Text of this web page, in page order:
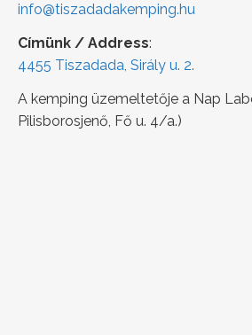
info@tiszadadakemping.hu
Címünk / Address:
4455 Tiszadada, Sirály u. 2.
A kemping üzemeltetője a Nap
Pilisborosjenő, Fő u. 4/a.)